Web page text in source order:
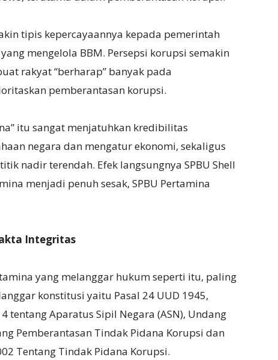
tipis kepercayaannya kepada pemerintah
mengelola BBM. Persepsi korupsi semakin
rakyat “berharap” banyak pada
pemberantasan korupsi.
itu sangat menjatuhkan kredibilitas
negara dan mengatur ekonomi, sekaligus
nadir terendah. Efek langsungnya SPBU Shell
menjadi penuh sesak, SPBU Pertamina
Integritas
yang melanggar hukum seperti itu, paling
konstitusi yaitu Pasal 24 UUD 1945,
tentang Aparatus Sipil Negara (ASN), Undang
Pemberantasan Tindak Pidana Korupsi dan
Tentang Tindak Pidana Korupsi.